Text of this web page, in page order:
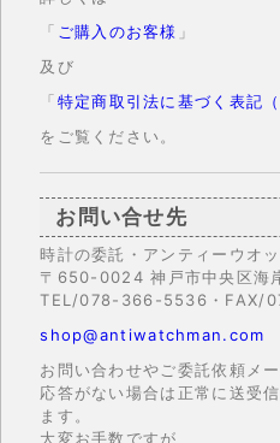
「 ご購入のお客様 」
及び
「特定商取引法に基づく表記（
をご覧ください。
お問い合せ先
時計の委託・アンティーウオ
〒650-0024 神戸市中央区海
TEL/078-366-5536・FAX/
shop@antiwatchman.com
お問い合わせやご委託依頼メ
応答がない場合は正常に送受
ます。
大変お手数ですが